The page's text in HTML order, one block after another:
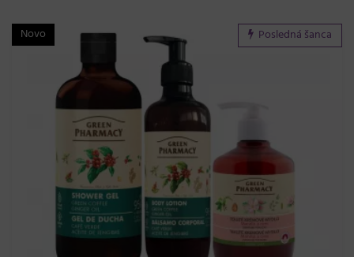
Novo Posledná šanca